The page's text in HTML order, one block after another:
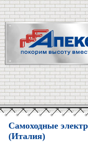
Самоходные
(Италия)